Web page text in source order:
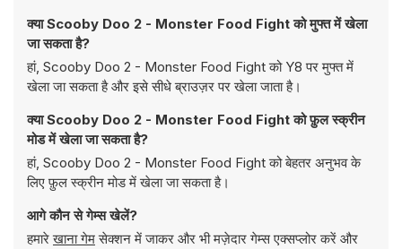
क्या Scooby Doo 2 - Monster Food Fight को मुफ्त में खेला
जा सकता है?
हां, Scooby Doo 2 - Monster Food Fight को Y8 पर मुफ्त में
खेला जा सकता है और इसे सीधे ब्राउज़र पर खेला जाता है।
क्या Scooby Doo 2 - Monster Food Fight को फ़ुल स्क्रीन
मोड में खेला जा सकता है?
हां, Scooby Doo 2 - Monster Food Fight को बेहतर अनुभव के
लिए फ़ुल स्क्रीन मोड में खेला जा सकता है।
आगे कौन से गेम्स खेलें?
हमारेखाना गेमसेक्शन में जाकर और भी मज़ेदार गेम्स एक्सप्लोर करें और